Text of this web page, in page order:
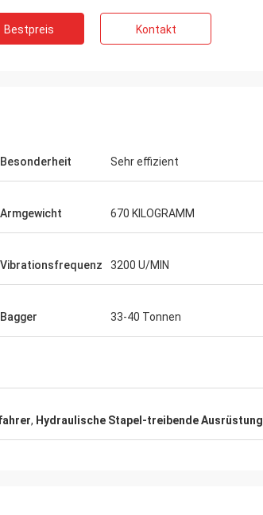
Bestpreis Kontakt
Besonderheit Sehr effizient
Armgewicht 670 KILOGRAMM
Vibrationsfrequenz 3200 U/MIN
Bagger 33-40 Tonnen
, Hydraulische Stapel-treibende Ausrüstung